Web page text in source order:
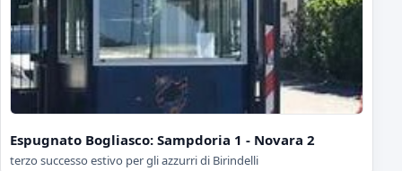
Espugnato Bogliasco: Sampdoria 1 - Novara 2
terzo successo estivo per gli azzurri di Birindelli